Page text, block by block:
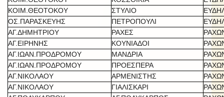
ΚΟΙΜ.ΘΕΟΤΟΚΟΥ
ΣΤΥΛΙΟ
ΟΣ.ΠΑΡΑΣΚΕΥΗΣ
ΠΕΤΡΟΠΟΥΛΙ
ΑΓ.ΔΗΜΗΤΡΙΟΥ
ΡΑΧΕΣ
ΑΓ.ΕΙΡΗΝΗΣ
ΚΟΥΝΙΑΔΟΙ
ΑΓ.ΙΩΑΝ.ΠΡΟΔΡΟΜΟΥ
ΜΑΝΔΡΙΑ
ΑΓ.ΙΩΑΝ.ΠΡΟΔΡΟΜΟΥ
ΠΡΟΕΣΠΕΡΑ
ΑΓ.ΝΙΚΟΛΑΟΥ
ΑΡΜΕΝΙΣΤΗΣ
ΑΓ.ΝΙΚΟΛΑΟΥ
ΓΙΑΛΙΣΚΑΡΙ